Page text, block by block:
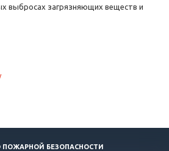
выбросах загрязняющих веществ и
БЕЗОПАСНОСТИ